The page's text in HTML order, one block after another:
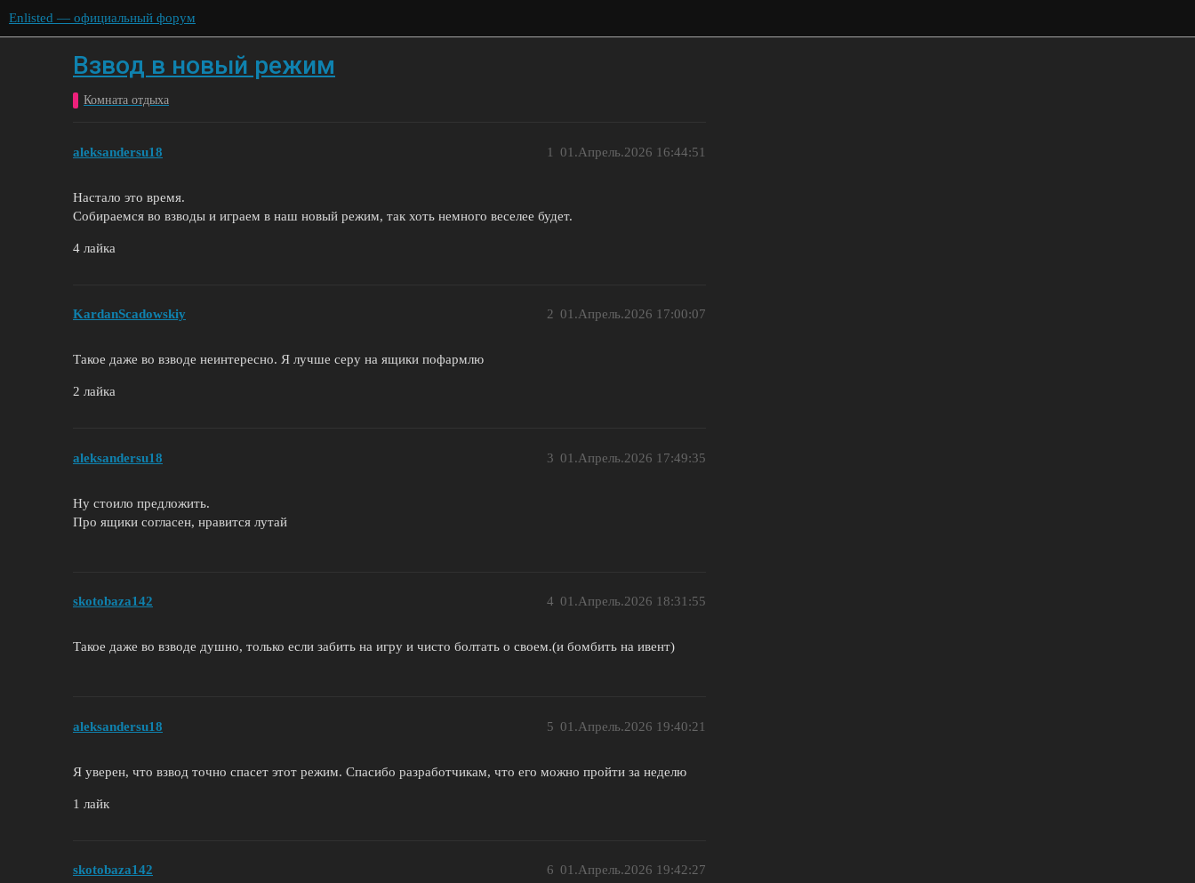
Enlisted — официальный форум
Взвод в новый режим
Комната отдыха
aleksandersu18 01.Апрель.2026 16:44:51
1
Настало это время.
Собираемся во взводы и играем в наш новый режим, так хоть немного веселее будет.
4 лайка
KardanScadowskiy 01.Апрель.2026 17:00:07
2
Такое даже во взводе неинтересно. Я лучше серу на ящики пофармлю
2 лайка
aleksandersu18 01.Апрель.2026 17:49:35
3
Ну стоило предложить.
Про ящики согласен, нравится лутай
skotobaza142 01.Апрель.2026 18:31:55
4
Такое даже во взводе душно, только если забить на игру и чисто болтать о своем.(и бомбить на ивент)
aleksandersu18 01.Апрель.2026 19:40:21
5
Я уверен, что взвод точно спасет этот режим. Спасибо разработчикам, что его можно пройти за неделю
1 лайк
skotobaza142 01.Апрель.2026 19:42:27
6